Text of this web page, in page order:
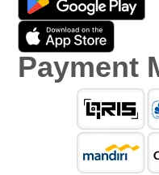
Payment